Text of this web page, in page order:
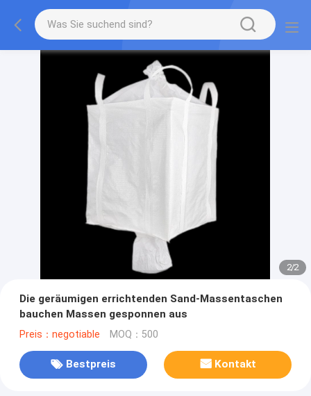
2/2
Die geräumigen errichtenden Sand-Massentaschen
bauchen Massen gesponnen aus
Preis：negotiable MOQ：500
Bestpreis Kontakt